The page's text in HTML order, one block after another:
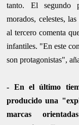
tanto. El segundo
morados, celestes,
al tercero comenta
infantiles. "En este
son protagonistas",
- En el último
producido una
marcas